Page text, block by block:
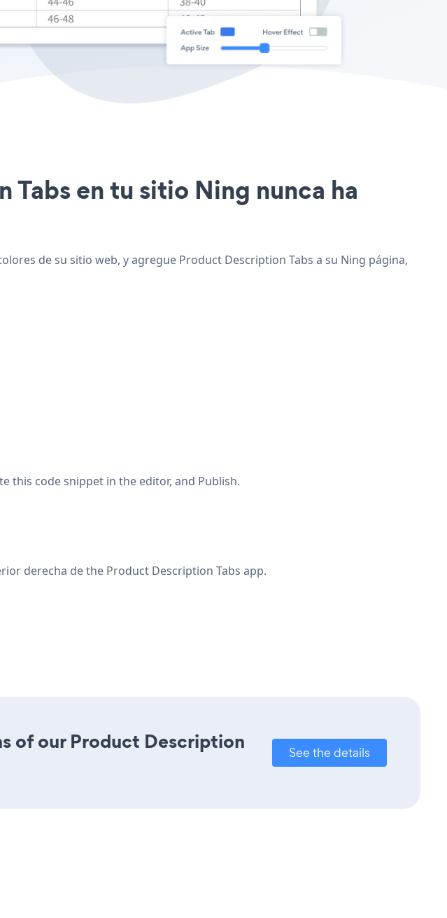
en tu sitio Ning nunca ha
de su sitio web, y agregue Product Description Tabs a su Ning página,
this code snippet in the editor, and Publish.
derecha de the Product Description Tabs app.
of our Product Description
See the details